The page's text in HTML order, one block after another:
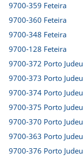
9700-359 Feteira
9700-360 Feteira
9700-348 Feteira
9700-128 Feteira
9700-372 Porto Judeu
9700-373 Porto Judeu
9700-374 Porto Judeu
9700-375 Porto Judeu
9700-370 Porto Judeu
9700-363 Porto Judeu
9700-376 Porto Judeu